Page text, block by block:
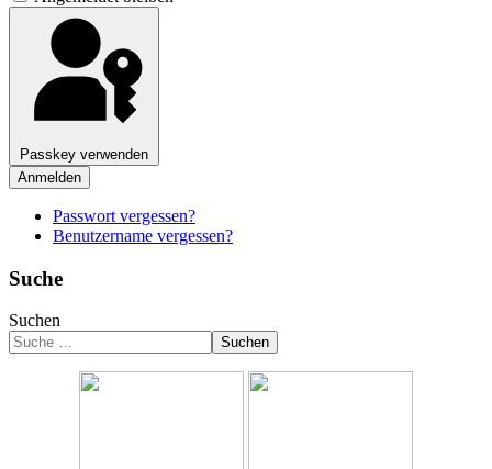
Passkey verwenden
Anmelden
Passwort vergessen?
Benutzername vergessen?
Suche
Suchen
Suchen